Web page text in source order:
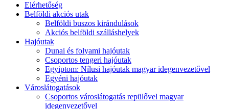
Elérhetőség
Belföldi akciós utak
Belföldi buszos kirándulások
Akciós belföldi szálláshelyek
Hajóutak
Dunai és folyami hajóutak
Csoportos tengeri hajóutak
Egyiptom: Nílusi hajóutak magyar idegenvezetővel
Egyéni hajóutak
Városlátogatások
Csoportos városlátogatás repülővel magyar
idegenvezetővel